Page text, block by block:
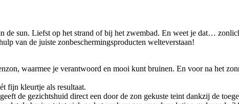
de sun. Liefst op het strand of bij het zwembad. En weet je dat…
van de juiste zonbeschermingsproducten welteverstaan!
waarmee je verantwoord en mooi kunt bruinen. En voor na het
fijn kleurtje als resultaat.
de gezichtshuid direct een door de zon gekuste teint dankzij de